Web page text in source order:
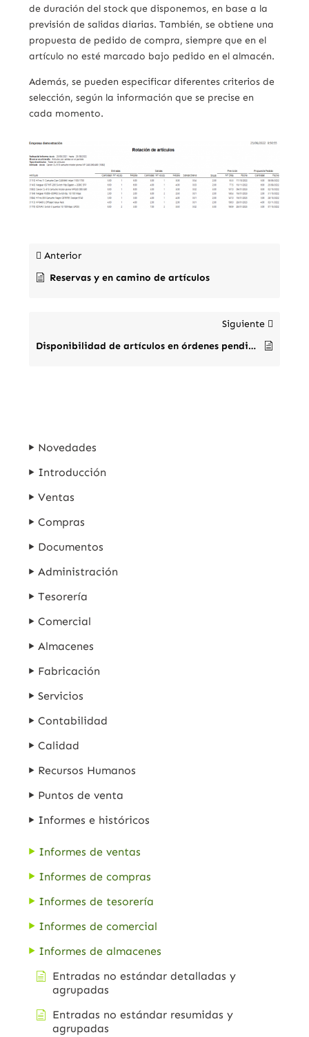
Novedades
Introducción
Ventas
Compras
Documentos
Administración
Tesorería
Comercial
Almacenes
Fabricación
Servicios
Contabilidad
Calidad
Recursos Humanos
Puntos de venta
Informes e históricos
Informes de ventas
Informes de compras
Informes de tesorería
Informes de comercial
Informes de almacenes
Entradas no estándar detalladas y
agrupadas
Entradas no estándar resumidas y
agrupadas
de duración del stock que disponemos, en base a la
previsión de salidas diarias. También, se obtiene una
propuesta de pedido de compra, siempre que en el
artículo no esté marcado bajo pedido en el almacén.
Además, se pueden especificar diferentes criterios de
selección, según la información que se precise en
cada momento.
Anterior
Reservas y en camino de artículos
Siguiente
Disponibilidad de artículos en órdenes pendientes